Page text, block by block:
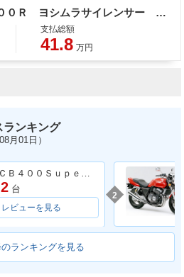
カワサキ Ｎｉｎｊａ ４００Ｒ ヨシムラサイレンサー 社外ブレーキレバー ＥＴＣ付き
支払総額
41.8 万円
ンキング
月01日）
2 台
レビューを見る
2
ランキングを見る